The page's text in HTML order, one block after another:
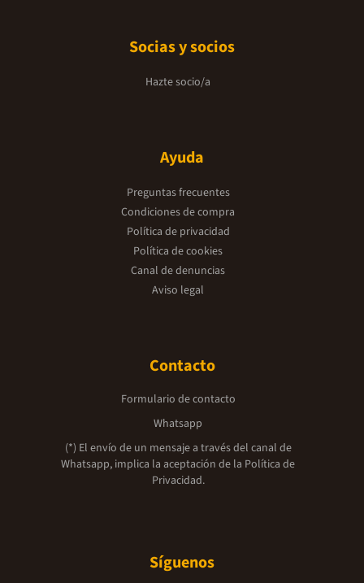
Socias y socios
Hazte socio/a
Ayuda
Preguntas frecuentes
Condiciones de compra
Política de privacidad
Política de cookies
Canal de denuncias
Aviso legal
Contacto
Formulario de contacto
Whatsapp
(*) El envío de un mensaje a través del canal de
Whatsapp, implica la aceptación de la Política de
Privacidad.
Síguenos